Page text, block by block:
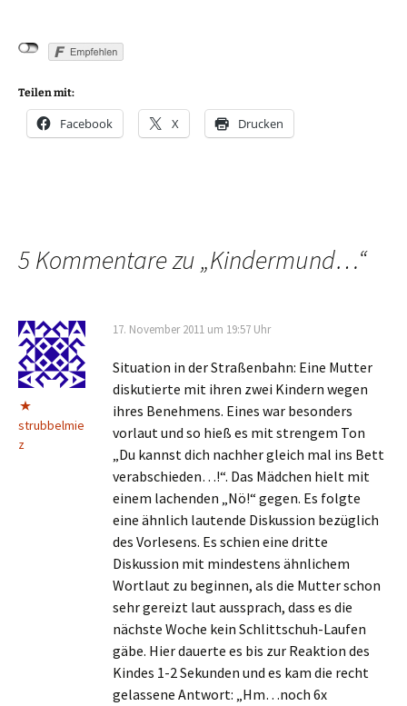
Teilen mit:
Facebook X Drucken
5 Kommentare zu „Kindermund…“
strubbelmie
z
17. November 2011 um 19:57 Uhr
Situation in der Straßenbahn: Eine Mutter
diskutierte mit ihren zwei Kindern wegen
ihres Benehmens. Eines war besonders
vorlaut und so hieß es mit strengem Ton
„Du kannst dich nachher gleich mal ins Bett
verabschieden…!“. Das Mädchen hielt mit
einem lachenden „Nö!“ gegen. Es folgte
eine ähnlich lautende Diskussion bezüglich
des Vorlesens. Es schien eine dritte
Diskussion mit mindestens ähnlichem
Wortlaut zu beginnen, als die Mutter schon
sehr gereizt laut aussprach, dass es die
nächste Woche kein Schlittschuh-Laufen
gäbe. Hier dauerte es bis zur Reaktion des
Kindes 1-2 Sekunden und es kam die recht
gelassene Antwort: „Hm…noch 6x